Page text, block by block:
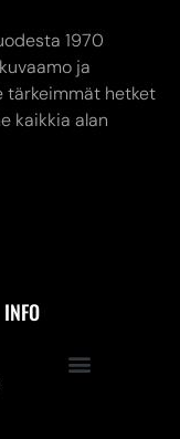
1970
ja
tärkeimmät hetket
kaikkia alan
INFO